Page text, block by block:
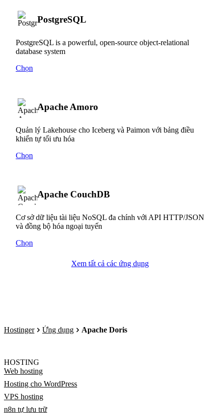
PostgreSQL
PostgreSQL is a powerful, open-source object-relational
database system
Chọn
Apache Amoro
Quản lý Lakehouse cho Iceberg và Paimon với bảng điều
khiển tự tối ưu hóa
Chọn
Apache CouchDB
Cơ sở dữ liệu tài liệu NoSQL đa chính với API HTTP/JSON
và đồng bộ hóa ngoại tuyến
Chọn
Xem tất cả các ứng dụng
Hostinger Ứng dụng Apache Doris
HOSTING
Web hosting
Hosting cho WordPress
VPS hosting
n8n tự lưu trữ